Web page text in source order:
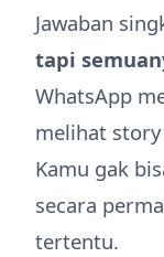
Jawaban
tapi
WhatsApp
melihat
Kamu gak
secara
tertentu.